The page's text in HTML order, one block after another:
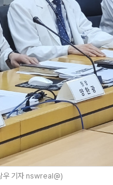
우 기자 nswreal@)